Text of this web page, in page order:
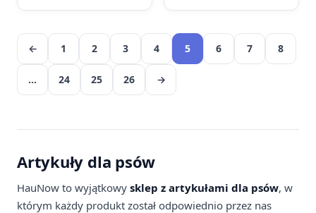
← 1 2 3 4 5 6 7 8
… 24 25 26 →
Artykuły dla psów
HauNow to wyjątkowy sklep z artykułami dla psów, w
którym każdy produkt został odpowiednio przez nas